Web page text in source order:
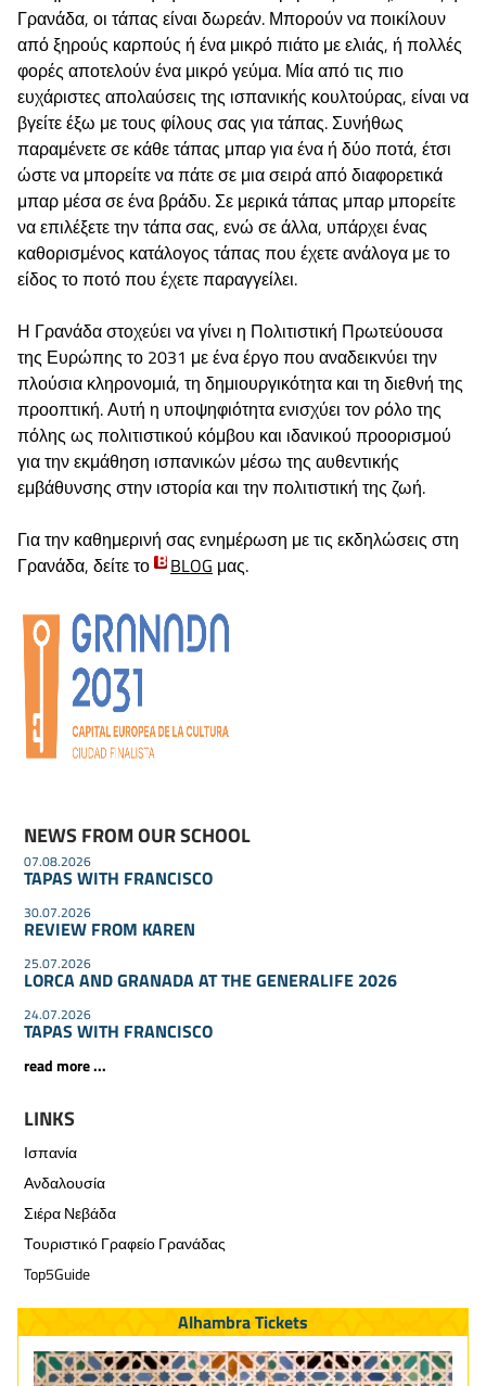
Γρανάδα, οι τάπας είναι δωρεάν. Μπορούν να ποικίλουν
από ξηρούς καρπούς ή ένα μικρό πιάτο με ελιάς, ή πολλές
φορές αποτελούν ένα μικρό γεύμα. Μία από τις πιο
ευχάριστες απολαύσεις της ισπανικής κουλτούρας, είναι να
βγείτε έξω με τους φίλους σας για τάπας. Συνήθως
παραμένετε σε κάθε τάπας μπαρ για ένα ή δύο ποτά, έτσι
ώστε να μπορείτε να πάτε σε μια σειρά από διαφορετικά
μπαρ μέσα σε ένα βράδυ. Σε μερικά τάπας μπαρ μπορείτε
να επιλέξετε την τάπα σας, ενώ σε άλλα, υπάρχει ένας
καθορισμένος κατάλογος τάπας που έχετε ανάλογα με το
είδος το ποτό που έχετε παραγγείλει.
Η Γρανάδα στοχεύει να γίνει η Πολιτιστική Πρωτεύουσα
της Ευρώπης το 2031 με ένα έργο που αναδεικνύει την
πλούσια κληρονομιά, τη δημιουργικότητα και τη διεθνή της
προοπτική. Αυτή η υποψηφιότητα ενισχύει τον ρόλο της
πόλης ως πολιτιστικού κόμβου και ιδανικού προορισμού
για την εκμάθηση ισπανικών μέσω της αυθεντικής
εμβάθυνσης στην ιστορία και την πολιτιστική της ζωή.
Για την καθημερινή σας ενημέρωση με τις εκδηλώσεις στη
Γρανάδα, δείτε το
BLOG μας.
NEWS FROM OUR SCHOOL
07.08.2026
TAPAS WITH FRANCISCO
30.07.2026
REVIEW FROM KAREN
25.07.2026
LORCA AND GRANADA AT THE GENERALIFE 2026
24.07.2026
TAPAS WITH FRANCISCO
read more ...
LINKS
Ισπανία
Ανδαλουσία
Σιέρα Νεβάδα
Τουριστικό Γραφείο Γρανάδας
Top5Guide
Alhambra Tickets